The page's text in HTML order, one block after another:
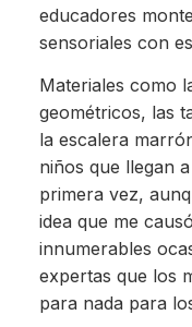
educadores
sensoriales con
Materiales como
geométricos, las
la escalera
niños que llegan
primera vez,
idea que me
innumerables
expertas que los
para nada para